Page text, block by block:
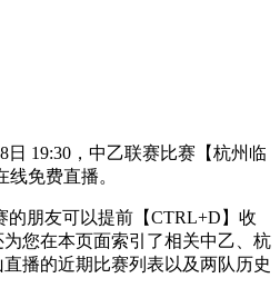
19:30，中乙联赛比赛【杭州临
免费直播。
朋友可以提前【CTRL+D】收
您在本页面索引了相关中乙、杭
播的近期比赛列表以及两队历史